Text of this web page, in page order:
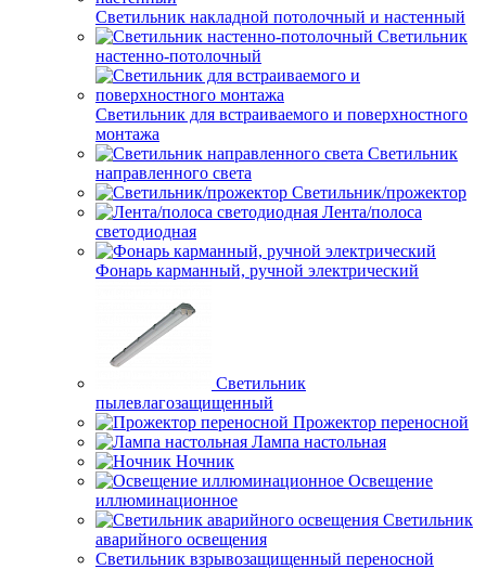
Светильник накладной потолочный и настенный
Светильник
настенно-потолочный
Светильник для встраиваемого и поверхностного
монтажа
Светильник
направленного света
Светильник/прожектор
Лента/полоса
светодиодная
Фонарь карманный, ручной электрический
Светильник
пылевлагозащищенный
Прожектор переносной
Лампа настольная
Ночник
Освещение
иллюминационное
Светильник
аварийного освещения
Светильник взрывозащищенный переносной